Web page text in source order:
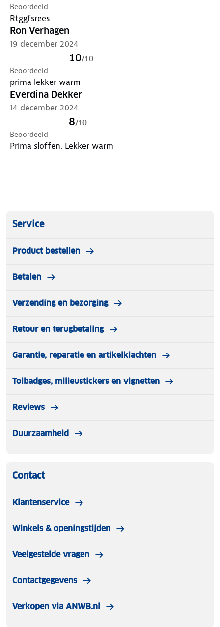
Beoordeeld
Rtggfsrees
Ron Verhagen
19 december 2024
10/10
Beoordeeld
prima lekker warm
Everdina Dekker
14 december 2024
8/10
Beoordeeld
Prima sloffen. Lekker warm
Service
Product bestellen
Betalen
Verzending en bezorging
Retour en terugbetaling
Garantie, reparatie en artikelklachten
Tolbadges, milieustickers en vignetten
Reviews
Duurzaamheid
Contact
Klantenservice
Winkels & openingstijden
Veelgestelde vragen
Contactgegevens
Verkopen via ANWB.nl